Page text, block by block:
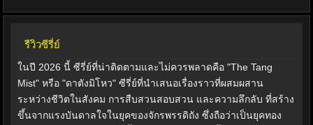
รีวิวซีรี่ย์
ในปี 2026 นี้ ซีรี่ย์ที่น่าติดตามและไม่ควรพลาดคือ "The Tang
Mist" หรือ "ดาตังมิโหว" ซีรี่ย์ที่นำเสนอเรื่องราวที่ผสมผสาน
ระหว่างชีวิตในสังคม การสืบสวนสอบสวน และความลึกลับ ที่สร้าง
ขึ้นจากแรงบันดาลใจในยุคของจักรพรรดิถัง ซึ่งถือว่าเป็นยุคทอง